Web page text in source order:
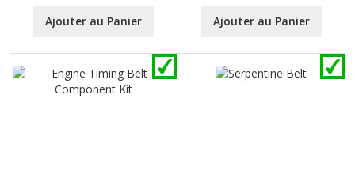
Ajouter au Panier Ajouter au Panier